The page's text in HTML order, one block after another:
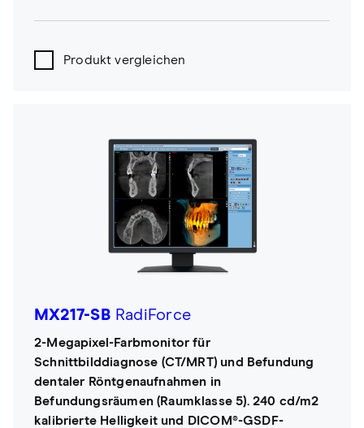
Produkt vergleichen
MX217-SBRadiForce
2-Megapixel-Farbmonitor für
Schnittbilddiagnose (CT/MRT) und Befundung
dentaler Röntgenaufnahmen in
Befundungsräumen (Raumklasse 5). 240 cd/m2
kalibrierte Helligkeit und DICOM®-GSDF-